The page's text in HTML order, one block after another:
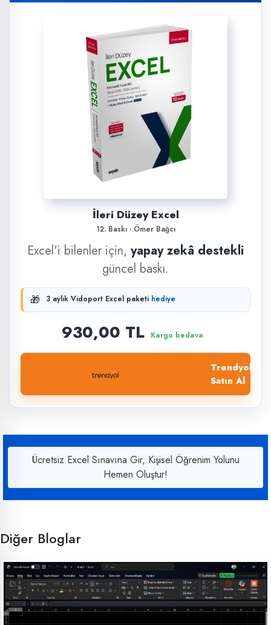
İleri Düzey Excel
12. Baskı · Ömer Bağcı
Excel'i bilenler için, yapay zekâ destekli
güncel baskı.
🎁 3 aylık Vidoport Excel paketi hediye
930,00 TL Kargo bedava
Trendyol'dan
Satın Al
Ücretsiz Excel Sınavına Gir, Kişisel Öğrenim Yolunu
Hemen Oluştur!
Diğer Bloglar